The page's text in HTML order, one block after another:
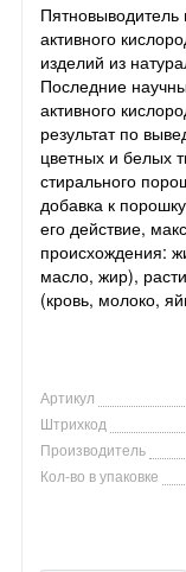
активного
изделий из
Последние
активного
результат по
цветных и белых
стирального
добавка к
его действие,
происхождения:
масло, жир),
(кровь, молоко,
Артикул
Штрихкод
Производитель
Кол-во в упаковке